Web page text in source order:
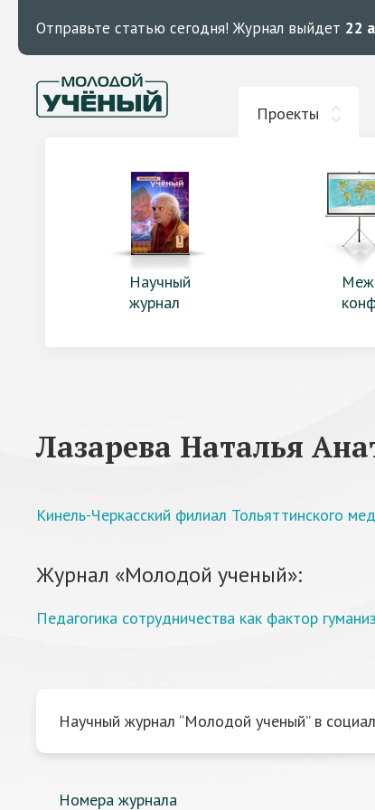
Отправьте статью сегодня! Журнал выйдет 22
Проекты
Научный
журнал
Лазарева Наталья
Кинель-Черкасский филиал Тольяттинского
Журнал «Молодой ученый»:
Педагогика сотрудничества как фактор
Научный журнал “Молодой ученый” в
Номера журнала